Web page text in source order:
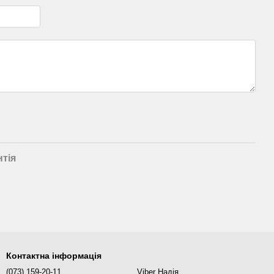
Контактна інформація
(073) 159-20-11 Viber Надія